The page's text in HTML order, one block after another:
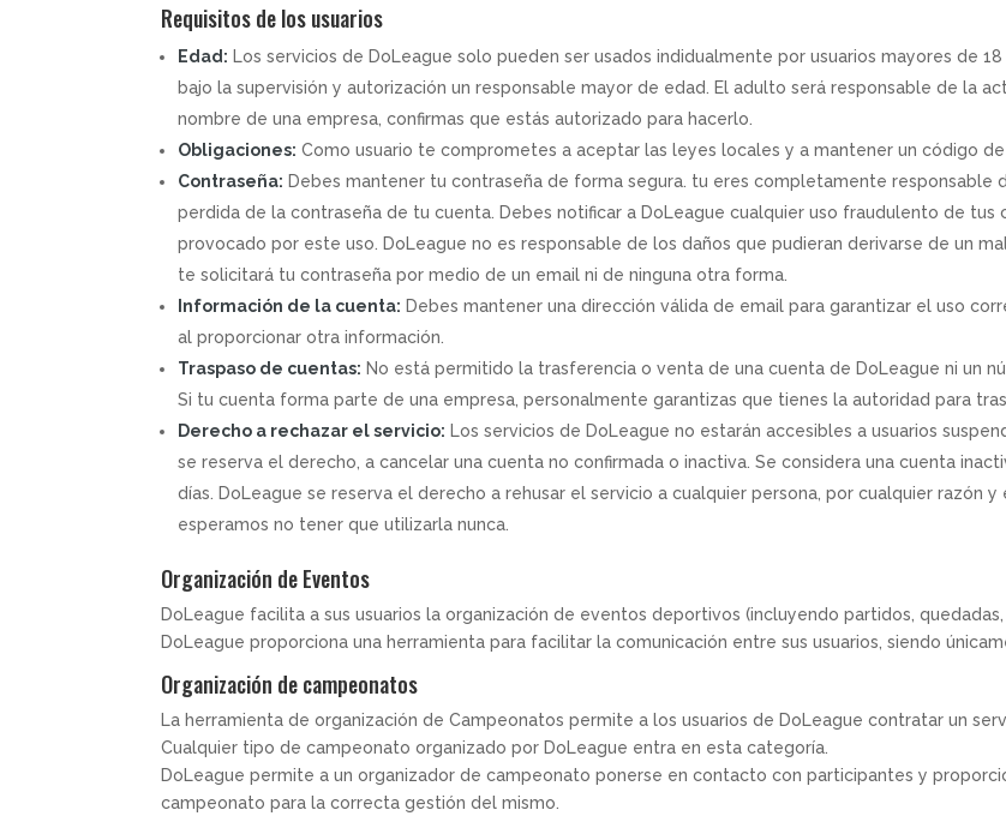
Requisitos de los usuarios
Edad: Los servicios de DoLeague solo pueden ser usados indidualmente por usuarios mayores de
bajo la supervisión y autorización un responsable mayor de edad. El adulto será responsable de la
nombre de una empresa, confirmas que estás autorizado para hacerlo.
Obligaciones: Como usuario te comprometes a aceptar las leyes locales y a mantener un código
Contraseña: Debes mantener tu contraseña de forma segura. tu eres completamente
perdida de la contraseña de tu cuenta. Debes notificar a DoLeague cualquier uso fraudulento de
provocado por este uso. DoLeague no es responsable de los daños que pudieran derivarse de un
te solicitará tu contraseña por medio de un email ni de ninguna otra forma.
Información de la cuenta: Debes mantener una dirección válida de email para garantizar el uso
al proporcionar otra información.
Traspaso de cuentas: No está permitido la trasferencia o venta de una cuenta de DoLeague ni un
Si tu cuenta forma parte de una empresa, personalmente garantizas que tienes la autoridad para
Derecho a rechazar el servicio: Los servicios de DoLeague no estarán accesibles a usuarios
se reserva el derecho, a cancelar una cuenta no confirmada o inactiva. Se considera una cuenta
días. DoLeague se reserva el derecho a rehusar el servicio a cualquier persona, por cualquier razón
esperamos no tener que utilizarla nunca.
Organización de Eventos
DoLeague facilita a sus usuarios la organización de eventos deportivos (incluyendo partidos,
DoLeague proporciona una herramienta para facilitar la comunicación entre sus usuarios, siendo
Organización de campeonatos
La herramienta de organización de Campeonatos permite a los usuarios de DoLeague contratar un
Cualquier tipo de campeonato organizado por DoLeague entra en esta categoría.
DoLeague permite a un organizador de campeonato ponerse en contacto con participantes y
campeonato para la correcta gestión del mismo.